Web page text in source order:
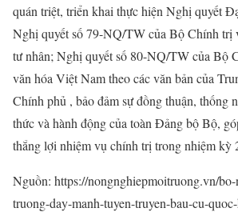
quán triệt, triển khai thực hiện Nghị quyết
Nghị quyết số 79-NQ/TW của Bộ Chính trị
tư nhân; Nghị quyết số 80-NQ/TW của Bộ
văn hóa Việt Nam theo các văn bản của
Chính phủ , bảo đảm sự đồng thuận, thống
thức và hành động của toàn Đảng bộ Bộ,
thắng lợi nhiệm vụ chính trị trong nhiệm kỳ
Nguồn: https://nongnghiepmoitruong.vn/
truong-day-manh-tuyen-truyen-bau-cu-